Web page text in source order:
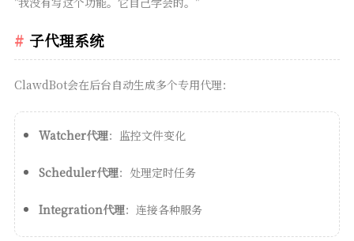
子代理系统
ClawdBot会在后台自动生成多个专用代理：
Watcher代理：监控文件变化
Scheduler代理：处理定时任务
Integration代理：连接各种服务